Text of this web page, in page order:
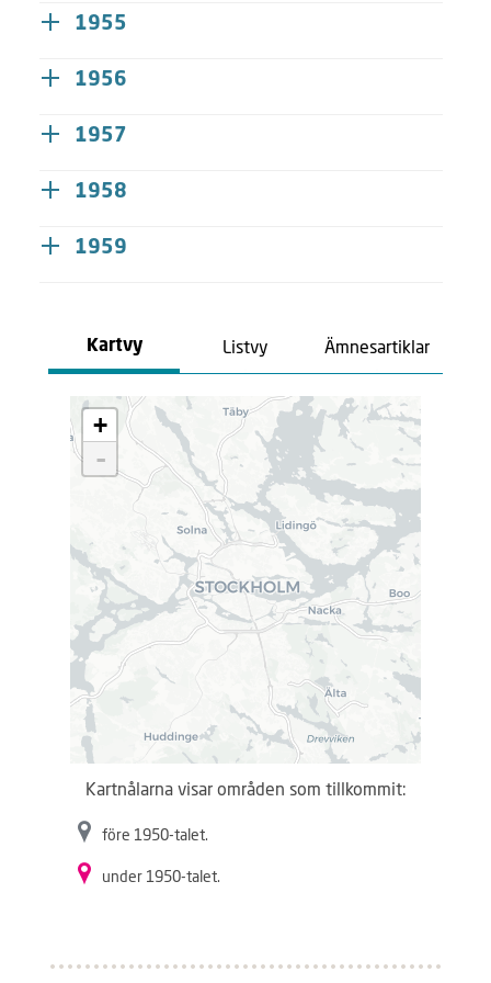
1955
1956
1957
1958
1959
Kartvy Listvy Ämnesartiklar
a
.
.
+
-
Kartnålarna visar områden som tillkommit:
före 1950-talet.
under 1950-talet.